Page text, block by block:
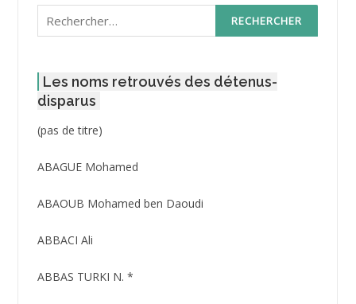
Rechercher :
Les noms retrouvés des détenus-
disparus
(pas de titre)Post
3416
ABAGUE Mohamed
ABAOUB Mohamed ben Daoudi
ABBACI Ali
ABBAS TURKI N. *